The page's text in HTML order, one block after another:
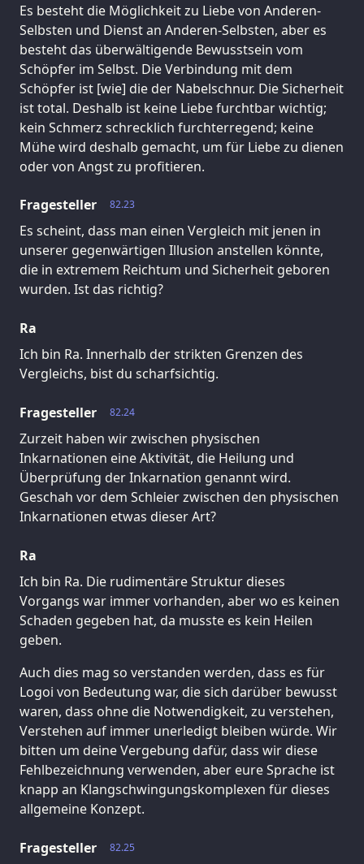
Es besteht die Möglichkeit zu Liebe von Anderen-
Selbsten und Dienst an Anderen-Selbsten, aber es
besteht das überwältigende Bewusstsein vom
Schöpfer im Selbst. Die Verbindung mit dem
Schöpfer ist [wie] die der Nabelschnur. Die Sicherheit
ist total. Deshalb ist keine Liebe furchtbar wichtig;
kein Schmerz schrecklich furchterregend; keine
Mühe wird deshalb gemacht, um für Liebe zu dienen
oder von Angst zu profitieren.
82.23
Fragesteller
Es scheint, dass man einen Vergleich mit jenen in
unserer gegenwärtigen Illusion anstellen könnte,
die in extremem Reichtum und Sicherheit geboren
wurden. Ist das richtig?
Ra
Ich bin Ra. Innerhalb der strikten Grenzen des
Vergleichs, bist du scharfsichtig.
82.24
Fragesteller
Zurzeit haben wir zwischen physischen
Inkarnationen eine Aktivität, die Heilung und
Überprüfung der Inkarnation genannt wird.
Geschah vor dem Schleier zwischen den physischen
Inkarnationen etwas dieser Art?
Ra
Ich bin Ra. Die rudimentäre Struktur dieses
Vorgangs war immer vorhanden, aber wo es keinen
Schaden gegeben hat, da musste es kein Heilen
geben.
Auch dies mag so verstanden werden, dass es für
Logoi von Bedeutung war, die sich darüber bewusst
waren, dass ohne die Notwendigkeit, zu verstehen,
Verstehen auf immer unerledigt bleiben würde. Wir
bitten um deine Vergebung dafür, dass wir diese
Fehlbezeichnung verwenden, aber eure Sprache ist
knapp an Klangschwingungskomplexen für dieses
allgemeine Konzept.
82.25
Fragesteller